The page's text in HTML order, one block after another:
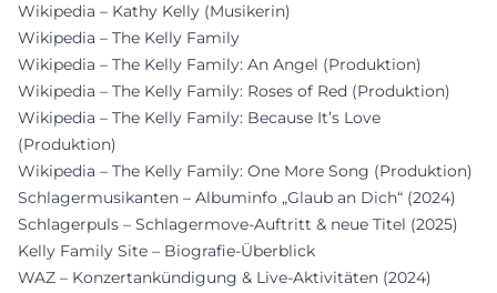
Wikipedia – Kathy Kelly (Musikerin)
Wikipedia – The Kelly Family
Wikipedia – The Kelly Family: An Angel (Produktion)
Wikipedia – The Kelly Family: Roses of Red (Produktion)
Wikipedia – The Kelly Family: Because It’s Love
(Produktion)
Wikipedia – The Kelly Family: One More Song (Produktion)
Schlagermusikanten – Albuminfo „Glaub an Dich“ (2024)
Schlagerpuls – Schlager­move-Auftritt & neue Titel (2025)
Kelly Family Site – Biografie-Überblick
WAZ – Konzertankündigung & Live-Aktivitäten (2024)